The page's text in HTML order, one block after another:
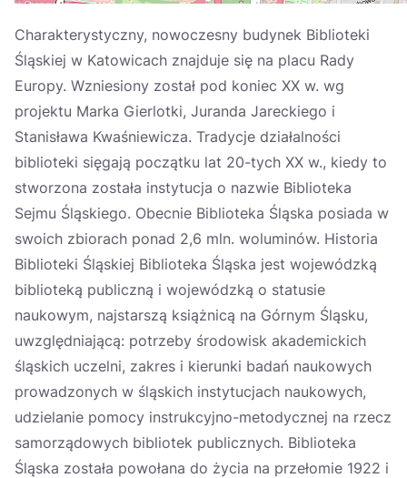
Charakterystyczny, nowoczesny budynek Biblioteki
Śląskiej w Katowicach znajduje się na placu Rady
Europy. Wzniesiony został pod koniec XX w. wg
projektu Marka Gierlotki, Juranda Jareckiego i
Stanisława Kwaśniewicza. Tradycje działalności
biblioteki sięgają początku lat 20-tych XX w., kiedy to
stworzona została instytucja o nazwie Biblioteka
Sejmu Śląskiego. Obecnie Biblioteka Śląska posiada w
swoich zbiorach ponad 2,6 mln. woluminów. Historia
Biblioteki Śląskiej Biblioteka Śląska jest wojewódzką
biblioteką publiczną i wojewódzką o statusie
naukowym, najstarszą książnicą na Górnym Śląsku,
uwzględniającą: potrzeby środowisk akademickich
śląskich uczelni, zakres i kierunki badań naukowych
prowadzonych w śląskich instytucjach naukowych,
udzielanie pomocy instrukcyjno-metodycznej na rzecz
samorządowych bibliotek publicznych. Biblioteka
Śląska została powołana do życia na przełomie 1922 i